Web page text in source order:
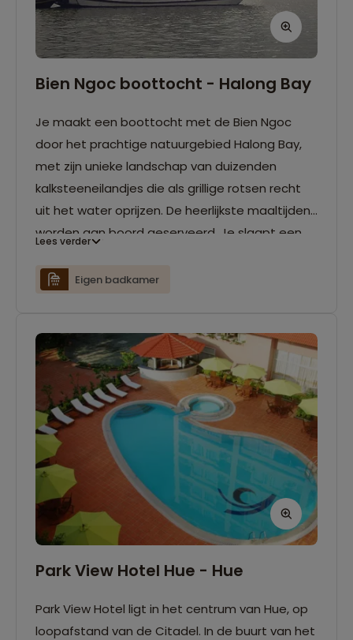
Bien Ngoc boottocht - Halong Bay
Je maakt een boottocht met de Bien Ngoc
door het prachtige natuurgebied Halong Bay,
met zijn unieke landschap van duizenden
kalksteeneilandjes die als grillige rotsen recht
uit het water oprijzen. De heerlijkste maaltijden
worden aan boord geserveerd. Je slaapt een
tweepersoonskajuiten.
Lees verder
Eigen badkamer
Park View Hotel Hue - Hue
Park View Hotel ligt in het centrum van Hue, op
loopafstand van de Citadel. In de buurt van het